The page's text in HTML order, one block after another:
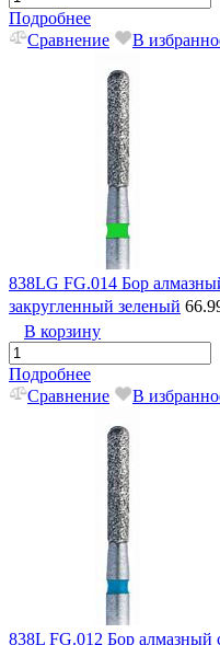
Подробнее
Сравнение
В
838LG FG.014 Бор
закругленный зеленый
В корзину
Подробнее
Сравнение
В
838L FG.012 Бор алмазный